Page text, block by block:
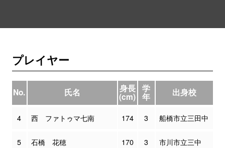
プレイヤー
No. 氏名 身長
(cm)
学
年 出身校
4 西 ファトゥマ七南 174 3 船橋市立三田中
5 石橋 花穂 170 3 市川市立三中